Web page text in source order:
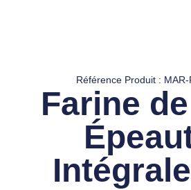
Référence Produit : MAR-
Farine